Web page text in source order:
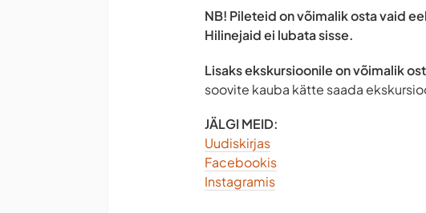
NB! Pileteid on võimalik osta vaid
Hilinejaid ei lubata sisse.
Lisaks ekskursioonile on võimalik
soovite kauba kätte saada
JÄLGI MEID:
Uudiskirjas
Facebookis
Instagramis